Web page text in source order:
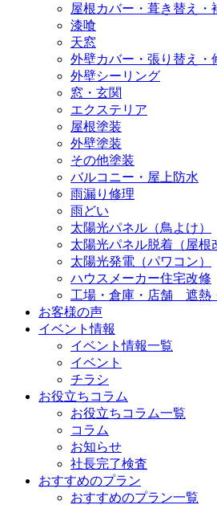
屋根カバー・葺き替え・
漆喰
天窓
外壁カバー・張り替え・
外壁シーリング
窓・玄関
エクステリア
屋根塗装
外壁塗装
その他塗装
バルコニー・屋上防水
雨漏り修理
雨どい
太陽光パネル（鳥よけ）
太陽光パネル脱着（屋根
太陽光発電（パワコン）
ハウスメーカー住宅改修
工場・倉庫・店舗 遮熱
お客様の声
イベント情報
イベント情報一覧
イベント
チラシ
お役立ちコラム
お役立ちコラム一覧
コラム
お知らせ
社長完了検査
おすすめのプラン
おすすめのプラン一覧